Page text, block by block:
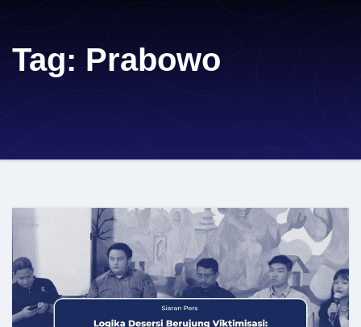
Tag: Prabowo